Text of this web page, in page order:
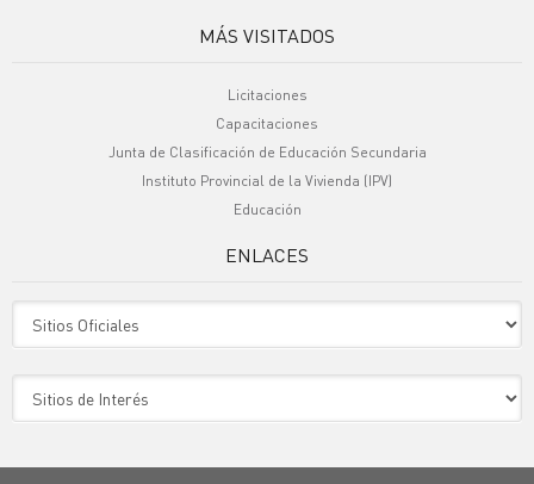
MÁS VISITADOS
Licitaciones
Capacitaciones
Junta de Clasificación de Educación Secundaria
Instituto Provincial de la Vivienda (IPV)
Educación
ENLACES